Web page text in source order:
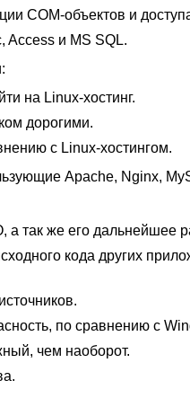
COM-объектов и
Access и MS SQL.
на Linux-хостинг.
дорогими.
с Linux-хостингом.
Apache, Nginx,
так же его дальнейшее
кода других
по сравнению с
чем наоборот.